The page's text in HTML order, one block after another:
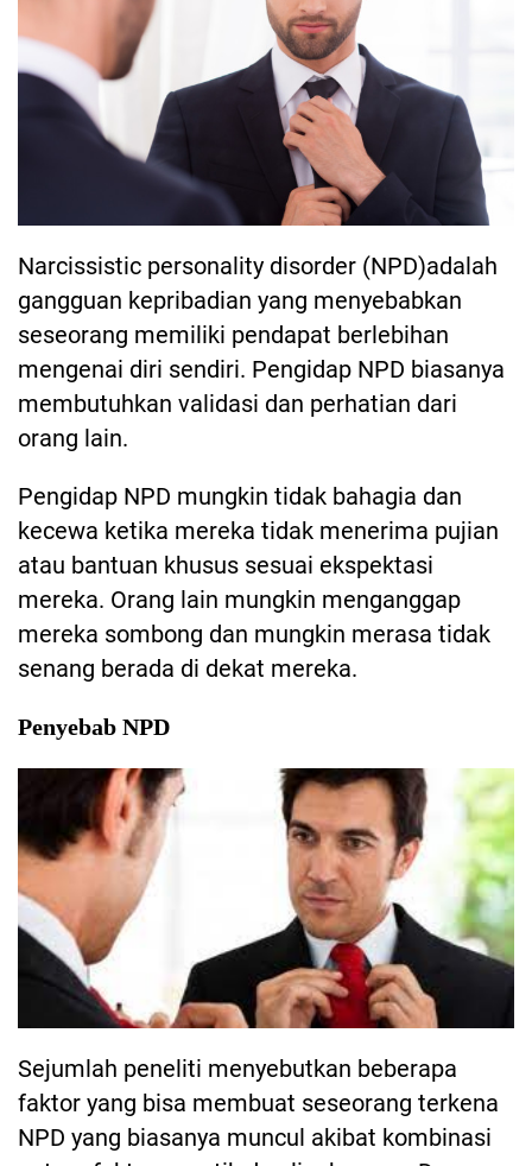
Narcissistic personality disorder (NPD)adalah
gangguan kepribadian yang menyebabkan
seseorang memiliki pendapat berlebihan
mengenai diri sendiri. Pengidap NPD biasanya
membutuhkan validasi dan perhatian dari
orang lain.
Pengidap NPD mungkin tidak bahagia dan
kecewa ketika mereka tidak menerima pujian
atau bantuan khusus sesuai ekspektasi
mereka. Orang lain mungkin menganggap
mereka sombong dan mungkin merasa tidak
senang berada di dekat mereka.
Penyebab NPD
Sejumlah peneliti menyebutkan beberapa
faktor yang bisa membuat seseorang terkena
NPD yang biasanya muncul akibat kombinasi